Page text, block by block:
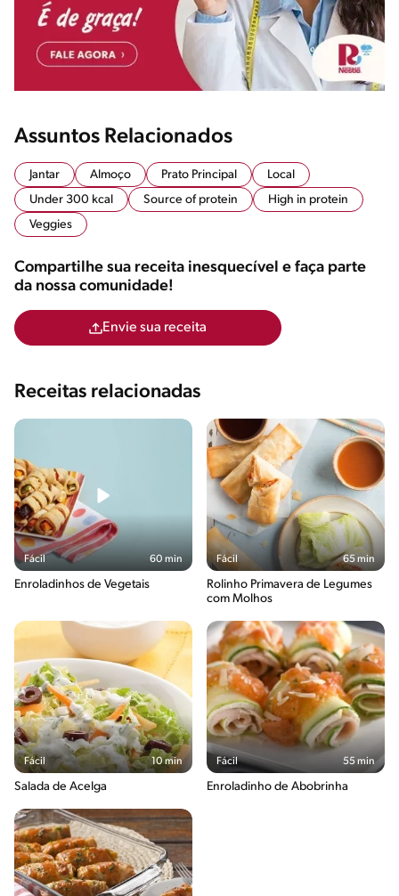
Assuntos Relacionados
Jantar Almoço Prato Principal
Local
Under 300 kcal
Source of protein
High in protein
Veggies
Compartilhe sua receita inesquecível e faça parte
da nossa comunidade!
Envie sua receita
Receitas relacionadas
Fácil 60 min
Enroladinhos de Vegetais
Fácil 65 min
Rolinho Primavera de Legumes
com Molhos
Fácil 10 min
Salada de Acelga
Fácil 55 min
Enroladinho de Abobrinha